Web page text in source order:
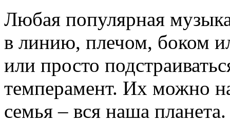
Любая популярная
в линию, плечом, боком
или просто
темперамент. Их можно
семья – вся наша планета.